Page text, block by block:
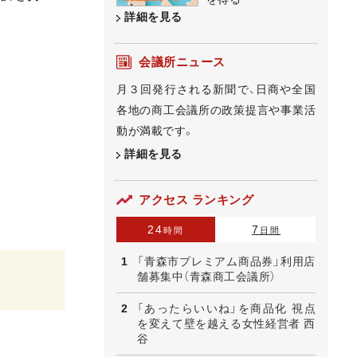
詳細を見る
会議所ニュース
月３回発行される新聞で、日商や全国
各地の商工会議所の政策提言や事業活
動が満載です。
詳細を見る
アクセス ランキング
24時間 7 日間
「青森市プレミアム商品券」利用店
舗募集中（青森商工会議所）
「あったらいいね」を商品化 視点
を変えて壁を越える女性経営者 西
谷